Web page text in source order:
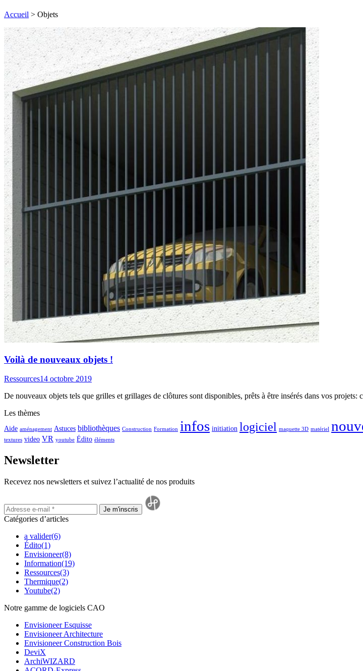
Accueil > Objets
Voilà de nouveaux objets !
Ressources14 octobre 2019
De nouveaux objets tels que grilles et grillages de clôtures sont disponibles, prêts à être insérés dans vos
Les thèmes
Aide aménagement Astuces bibliothèques Construction Formation infos initiation logiciel maquette 3D matériel
textures video VR youtube Édito éléments
Newsletter
Recevez nos newsletters et suivez l’actualité de nos produits
Catégories d’articles
a valider(6)
Édito(1)
Envisioneer(8)
Information(19)
Ressources(3)
Thermique(2)
Youtube(2)
Notre gamme de logiciels CAO
Envisioneer Esquisse
Envisioneer Architecture
Envisioneer Construction Bois
DeviX
ArchiWIZARD